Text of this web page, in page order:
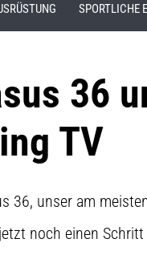
SPORTLICHE
36
TV
36, unser am
noch einen